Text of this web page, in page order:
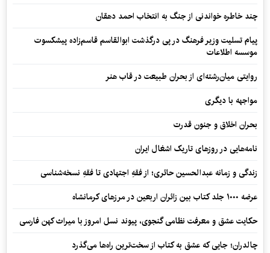
چند خاطره خواندنی از جنگ به انتخاب احمد دهقان
پیام تسلیت وزیر فرهنگ در پی درگذشت ابوالقاسم قاسم‌زاده پیشکسوت
موسسه اطلاعات
روایتی میان‌رشته‌ای از بحران طبیعت در قاب هنر
مواجهه با دیگری
بحران اخلاق و جنون قدرت
نامه‌هایی در روزهای تاریک اشغال ایران
زندگی و زمانه عبدالحسین حائری؛ از فقهِ اجتهادی تا فقهِ نسخه‌شناسی
عرضه ۱۰۰۰ جلد کتاب بین زائران اربعین در مرزهای کرمانشاه
حکایت عشق و معرفت نظامی گنجوی، پیوند نسل امروز با میراث کهن فارسی
چالدران؛ جایی که عشق به کتاب از سخت‌ترین راه‌ها می‌گذرد